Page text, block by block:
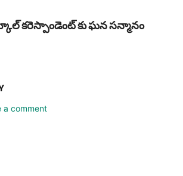
కరెస్పాండెంట్ కు ఘన సన్మానం
a comment